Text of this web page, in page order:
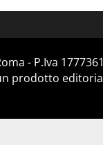
- P.Iva
prodotto